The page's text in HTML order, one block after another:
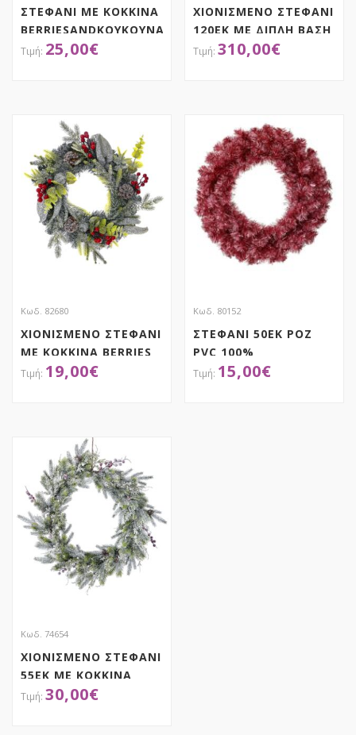
ΣΤΕΦΑΝΙ ΜΕ ΚΟΚΚΙΝΑ
BERRIESANDΚΟΥΚΟΥΝΑΡΙΑ
60ΕΚ25,00€
ΧΙΟΝΙΣΜΕΝΟ ΣΤΕΦΑΝΙ
120ΕΚ ΜΕ ΔΙΠΛΗ ΒΑΣΗ
310,00€
Κωδ. 82680
ΧΙΟΝΙΣΜΕΝΟ ΣΤΕΦΑΝΙ
ΜΕ ΚΟΚΚΙΝΑ BERRIES
45ΕΚ19,00€
Κωδ. 80152
ΣΤΕΦΑΝΙ 50ΕΚ ΡΟΖ
PVC 100%
15,00€
Κωδ. 74654
ΧΙΟΝΙΣΜΕΝΟ ΣΤΕΦΑΝΙ
55ΕΚ ΜΕ ΚΟΚΚΙΝΑ
BERRIES30,00€